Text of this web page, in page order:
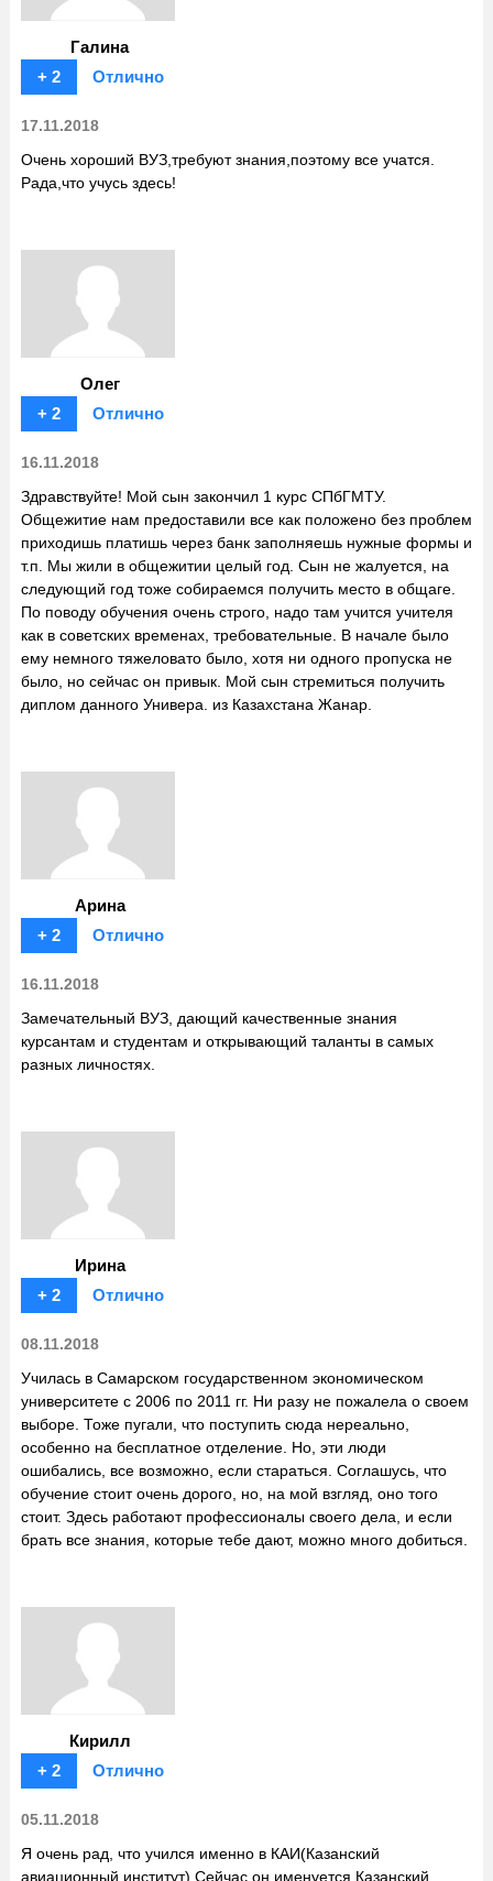
Галина
+ 2
Отлично
17.11.2018
Очень хороший ВУЗ,требуют знания,поэтому все учатся.
Рада,что учусь здесь!
Олег
+ 2
Отлично
16.11.2018
Здравствуйте! Мой сын закончил 1 курс СПбГМТУ.
Общежитие нам предоставили все как положено без проблем
приходишь платишь через банк заполняешь нужные формы и
т.п. Мы жили в общежитии целый год. Сын не жалуется, на
следующий год тоже собираемся получить место в общаге.
По поводу обучения очень строго, надо там учится учителя
как в советских временах, требовательные. В начале было
ему немного тяжеловато было, хотя ни одного пропуска не
было, но сейчас он привык. Мой сын стремиться получить
диплом данного Универа. из Казахстана Жанар.
Арина
+ 2
Отлично
16.11.2018
Замечательный ВУЗ, дающий качественные знания
курсантам и студентам и открывающий таланты в самых
разных личностях.
Ирина
+ 2
Отлично
08.11.2018
Училась в Самарском государственном экономическом
университете с 2006 по 2011 гг. Ни разу не пожалела о своем
выборе. Тоже пугали, что поступить сюда нереально,
особенно на бесплатное отделение. Но, эти люди
ошибались, все возможно, если стараться. Соглашусь, что
обучение стоит очень дорого, но, на мой взгляд, оно того
стоит. Здесь работают профессионалы своего дела, и если
брать все знания, которые тебе дают, можно много добиться.
Кирилл
+ 2
Отлично
05.11.2018
Я очень рад, что учился именно в КАИ(Казанский
авиационный институт).Сейчас он именуется Казанский